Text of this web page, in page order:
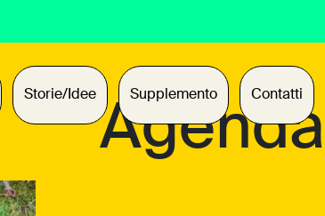
Storie/Idee Supplemento Contatti
Agenda